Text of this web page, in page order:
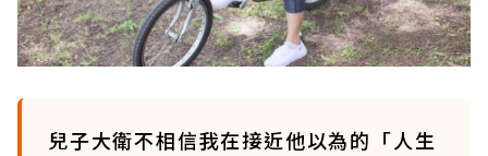
兒子大衛不相信我在接近他以為的「人生